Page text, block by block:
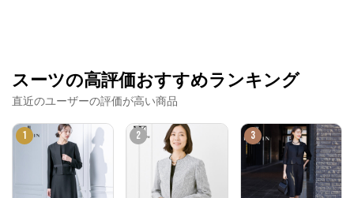
スーツの高評価おすすめランキング
直近のユーザーの評価が高い商品
1 2 3